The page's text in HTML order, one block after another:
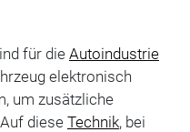
für die Autoindustrie
elektronisch
um zusätzliche
diese Technik, bei